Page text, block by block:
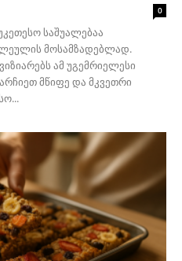
0
საშუალებაა
მოსამზადებლად.
ამ უგემრიელესი
მწიფე და მკვეთრი